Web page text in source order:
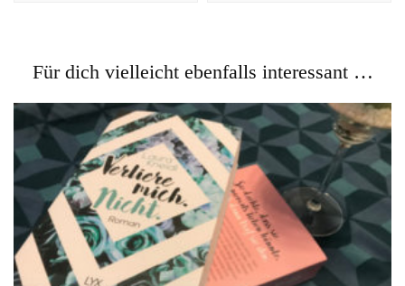
Für dich vielleicht ebenfalls interessant …